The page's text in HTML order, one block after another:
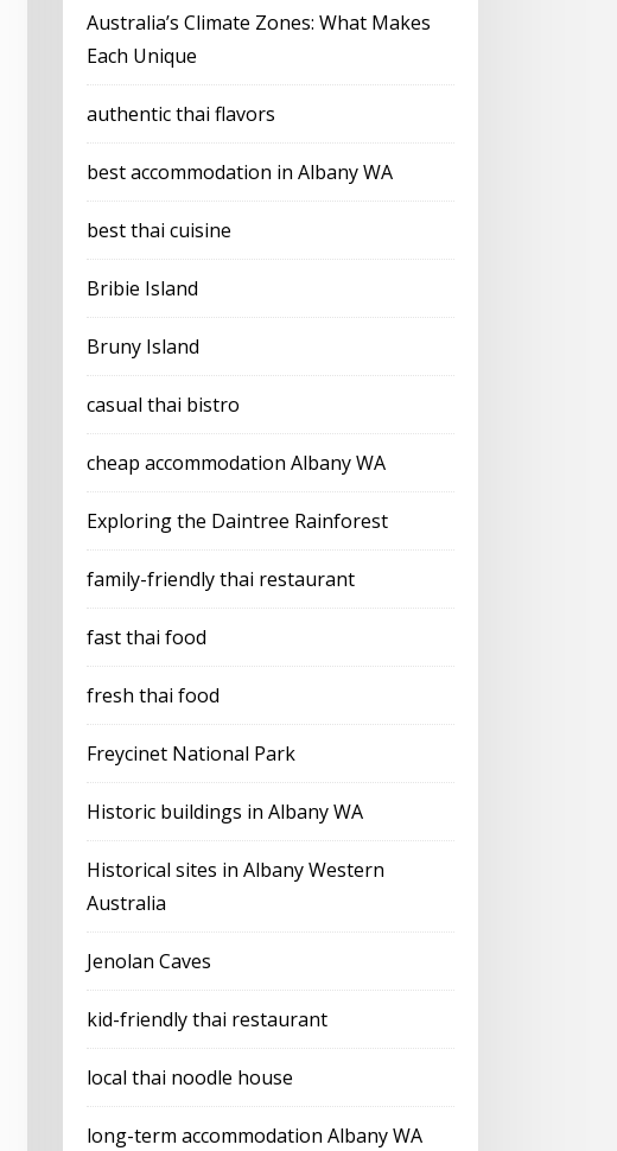
Australia’s Climate Zones: What Makes
Each Unique
authentic thai flavors
best accommodation in Albany WA
best thai cuisine
Bribie Island
Bruny Island
casual thai bistro
cheap accommodation Albany WA
Exploring the Daintree Rainforest
family-friendly thai restaurant
fast thai food
fresh thai food
Freycinet National Park
Historic buildings in Albany WA
Historical sites in Albany Western
Australia
Jenolan Caves
kid-friendly thai restaurant
local thai noodle house
long-term accommodation Albany WA